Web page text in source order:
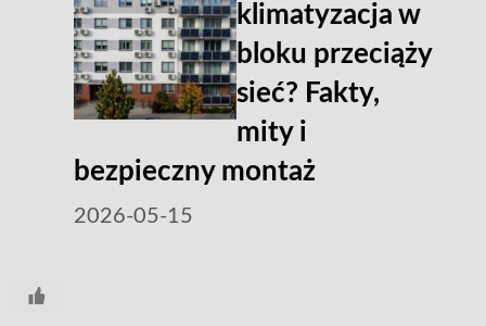
klimatyzacja w
bloku przeciąży
sieć? Fakty,
mity i
bezpieczny montaż
2026-05-15